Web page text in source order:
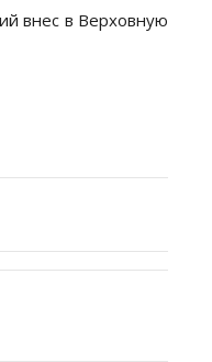
внес в Верховную